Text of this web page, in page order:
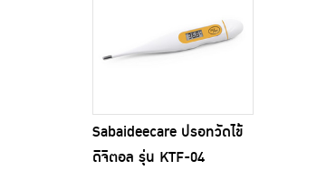
Sabaideecare ปรอทวัดไข้
ดิจิตอล รุ่น KTF-04